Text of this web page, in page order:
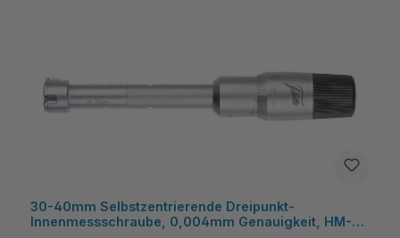
30-40mm Selbstzentrierende Dreipunkt-
Innenmessschraube, 0,004mm Genauigkeit, HM-